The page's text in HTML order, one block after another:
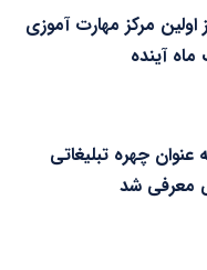
اولین مرکز مهارت آموزی
آینده
عنوان چهره تبلیغاتی
معرفی شد